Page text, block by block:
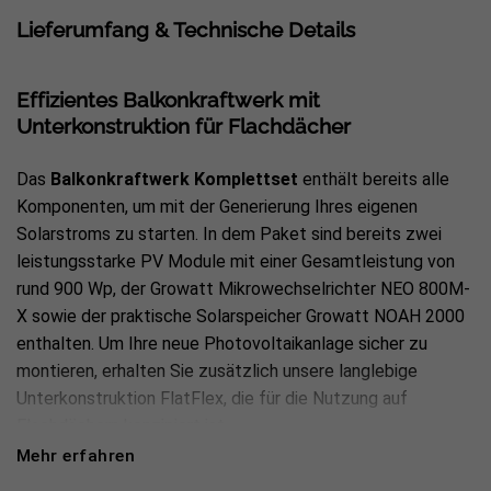
Lieferumfang & Technische Details
Effizientes Balkonkraftwerk mit
Unterkonstruktion für Flachdächer
Das Balkonkraftwerk Komplettset enthält bereits alle
Komponenten, um mit der Generierung Ihres eigenen
Solarstroms zu starten. In dem Paket sind bereits zwei
leistungsstarke PV Module mit einer Gesamtleistung von
rund 900 Wp, der Growatt Mikrowechselrichter NEO 800M-
X sowie der praktische Solarspeicher Growatt NOAH 2000
enthalten. Um Ihre neue Photovoltaikanlage sicher zu
montieren, erhalten Sie zusätzlich unsere langlebige
Unterkonstruktion FlatFlex, die für die Nutzung auf
Mehr erfahren